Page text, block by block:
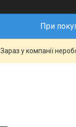
При
Зараз у компанії